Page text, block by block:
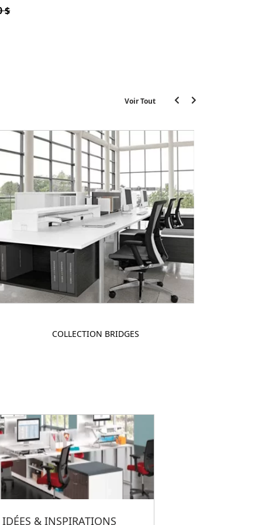
$
Voir Tout
COLLECTION BRIDGES
IDÉES & INSPIRATIONS